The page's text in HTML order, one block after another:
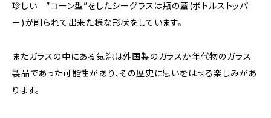
珍しい ”コーン型”をしたシーグラスは瓶の蓋(ボトルストッパ
ー)が削られて出来た様な形状をしています。
またガラスの中にある気泡は外国製のガラスか年代物のガラス
製品であった可能性があり、その歴史に思いをはせる楽しみがあ
ります。